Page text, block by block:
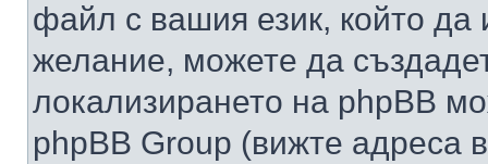
файл с вашия език, който да
желание, можете да
локализирането на phpBB
phpBB Group (вижте адреса